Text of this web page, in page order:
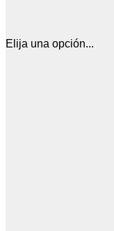
Elija una opción...